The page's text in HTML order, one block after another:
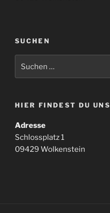
SUCHEN
HIER FINDEST DU UNS
Adresse
Schlossplatz 1
09429 Wolkenstein